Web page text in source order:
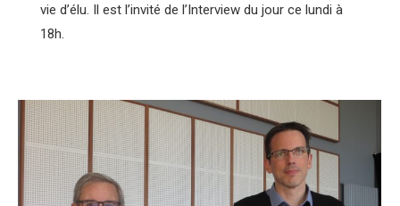
vie d’élu. Il est l’invité de l’Interview du jour ce lundi à
18h.